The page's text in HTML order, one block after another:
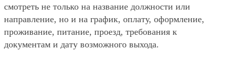
смотреть не только на название должности или
направление, но и на график, оплату, оформление,
проживание, питание, проезд, требования к
документам и дату возможного выхода.